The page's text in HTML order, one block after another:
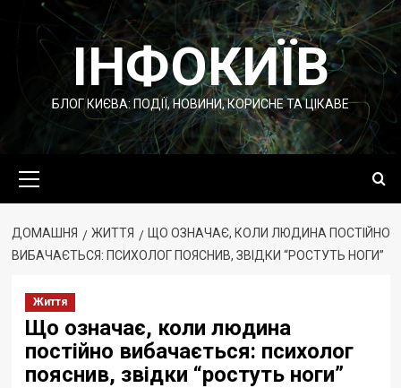
Перейти
ІНФОКИЇВ
БЛОГ КИЄВА: ПОДІЇ, НОВИНИ, КОРИСНЕ ТА ЦІКАВЕ
меню
ДОМАШНЯ ЖИТТЯ
ЩО ОЗНАЧАЄ, КОЛИ ЛЮДИНА ПОСТІЙНО
ВИБАЧАЄТЬСЯ: ПСИХОЛОГ ПОЯСНИВ, ЗВІДКИ “РОСТУТЬ НОГИ”
Життя
Що означає, коли людина
постійно вибачається: психолог
пояснив, звідки “ростуть ноги”